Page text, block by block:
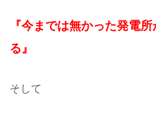
『今までは無かった発電
る』
そして